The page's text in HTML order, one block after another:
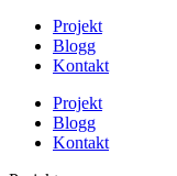
Projekt
Blogg
Kontakt
Projekt
Blogg
Kontakt